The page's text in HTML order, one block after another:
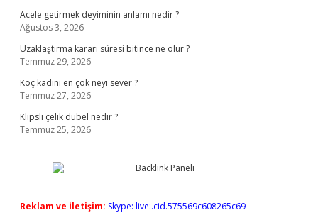
Acele getirmek deyiminin anlamı nedir ?
Ağustos 3, 2026
Uzaklaştırma kararı süresi bitince ne olur ?
Temmuz 29, 2026
Koç kadını en çok neyi sever ?
Temmuz 27, 2026
Klipsli çelik dübel nedir ?
Temmuz 25, 2026
Reklam ve İletişim: Skype: live:.cid.575569c608265c69